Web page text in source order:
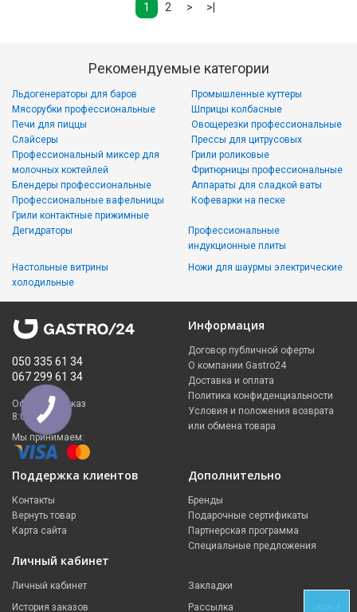
1 2 > >|
Рекомендуемые категории
Льдогенераторы для баров
Мясорубки профессиональные
Печи для пиццы
Слайсеры
Промышленные куттеры
Шприцы колбасные
Овощерезки профессиональные
Прессы для цитрусовых
Профессиональный миксер для
молочных коктейлей
Блендеры профессиональные
Профессиональные вафельницы
Грили контактные прижимные
Грили роликовые
Фритюрницы профессиональные
Аппараты для сладкой ваты
Кофеварки на песке
Дегидраторы
Настольные витрины
холодильные
Профессиональные
индукционные плиты
Ножи для шаурмы электрические
050 335 61 34
067 299 61 34
Оформить заказ
8:00 - 23:00
Мы принимаем:
Информация
Договор публичной оферты
О компании Gastro24
Доставка и оплата
Политика конфиденциальности
Условия и положения возврата
или обмена товара
Поддержка клиентов
Контакты
Вернуть товар
Карта сайта
Дополнительно
Бренды
Подарочные сертификаты
Партнерская программа
Специальные предложения
Личный кабинет
Личный кабинет
История заказов
Закладки
Рассылка
СВЯЗЬ В